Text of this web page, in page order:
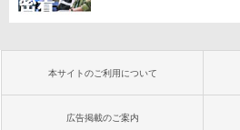
本サイトのご利用について
広告掲載のご案内